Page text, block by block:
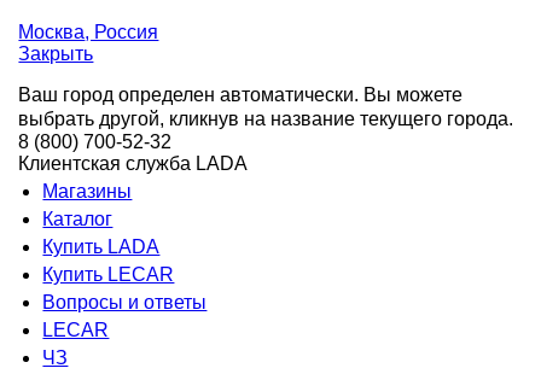
Москва, Россия
Закрыть
Ваш город определен автоматически. Вы можете
выбрать другой, кликнув на название текущего города.
8 (800) 700-52-32
Клиентская служба LADA
Магазины
Каталог
Купить LADA
Купить LECAR
Вопросы и ответы
LECAR
ЧЗ